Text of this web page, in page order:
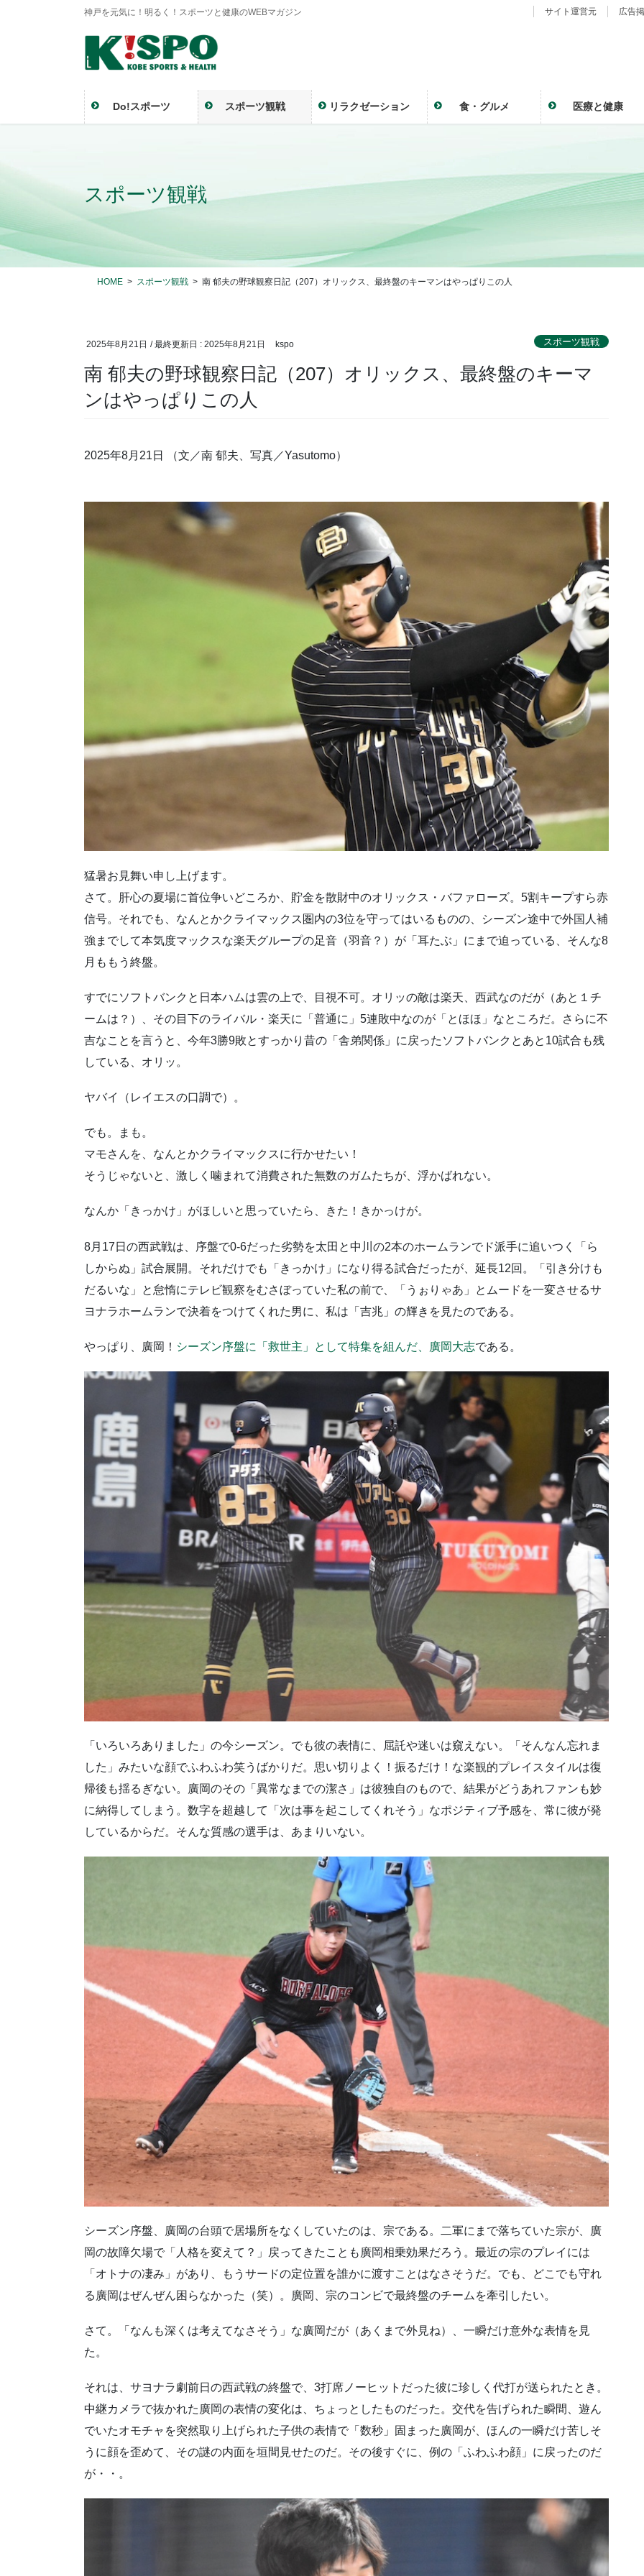
神戸を元気に！明るく！スポーツと健康のWEBマガジン サイト運営元 広告
Do!スポーツ スポーツ観戦 リラクゼーション 食・グルメ 医療と健康
スポーツ観戦
HOME スポーツ観戦 南 郁夫の野球観察日記（207）オリックス、最終盤のキーマンはやっぱりこの人
2025年8月21日 / 最終更新日 : 2025年8月21日 kspo スポーツ観戦
南 郁夫の野球観察日記（207）オリックス、最終盤のキーマ
ンはやっぱりこの人
2025年8月21日 （文／南 郁夫、写真／Yasutomo）
猛暑お見舞い申し上げます。
さて。肝心の夏場に首位争いどころか、貯金を散財中のオリックス・バファローズ。5割キープすら赤
信号。それでも、なんとかクライマックス圏内の3位を守ってはいるものの、シーズン途中で外国人補
強までして本気度マックスな楽天グループの足音（羽音？）が「耳たぶ」にまで迫っている、そんな8
月ももう終盤。
すでにソフトバンクと日本ハムは雲の上で、目視不可。オリッの敵は楽天、西武なのだが（あと１チ
ームは？）、その目下のライバル・楽天に「普通に」5連敗中なのが「とほほ」なところだ。さらに不
吉なことを言うと、今年3勝9敗とすっかり昔の「舎弟関係」に戻ったソフトバンクとあと10試合も残
している、オリッ。
ヤバイ（レイエスの口調で）。
でも。まも。
マモさんを、なんとかクライマックスに行かせたい！
そうじゃないと、激しく噛まれて消費された無数のガムたちが、浮かばれない。
なんか「きっかけ」がほしいと思っていたら、きた！きかっけが。
8月17日の西武戦は、序盤で0-6だった劣勢を太田と中川の2本のホームランでド派手に追いつく「ら
しからぬ」試合展開。それだけでも「きっかけ」になり得る試合だったが、延長12回。「引き分けも
だるいな」と怠惰にテレビ観察をむさぼっていた私の前で、「うぉりゃあ」とムードを一変させるサ
ヨナラホームランで決着をつけてくれた男に、私は「吉兆」の輝きを見たのである。
やっぱり、廣岡！ シーズン序盤に「救世主」として特集を組んだ、廣岡大志である。
「いろいろありました」の今シーズン。でも彼の表情に、屈託や迷いは窺えない。「そんなん忘れま
した」みたいな顔でふわふわ笑うばかりだ。思い切りよく！振るだけ！な楽観的プレイスタイルは復
帰後も揺るぎない。廣岡のその「異常なまでの潔さ」は彼独自のもので、結果がどうあれファンも妙
に納得してしまう。数字を超越して「次は事を起こしてくれそう」なポジティブ予感を、常に彼が発
しているからだ。そんな質感の選手は、あまりいない。
シーズン序盤、廣岡の台頭で居場所をなくしていたのは、宗である。二軍にまで落ちていた宗が、廣
岡の故障欠場で「人格を変えて？」戻ってきたことも廣岡相乗効果だろう。最近の宗のプレイには
「オトナの凄み」があり、もうサードの定位置を誰かに渡すことはなさそうだ。でも、どこでも守れ
る廣岡はぜんぜん困らなかった（笑）。廣岡、宗のコンビで最終盤のチームを牽引したい。
さて。「なんも深くは考えてなさそう」な廣岡だが（あくまで外見ね）、一瞬だけ意外な表情を見
た。
それは、サヨナラ劇前日の西武戦の終盤で、3打席ノーヒットだった彼に珍しく代打が送られたとき。
中継カメラで抜かれた廣岡の表情の変化は、ちょっとしたものだった。交代を告げられた瞬間、遊ん
でいたオモチャを突然取り上げられた子供の表情で「数秒」固まった廣岡が、ほんの一瞬だけ苦しそ
うに顔を歪めて、その謎の内面を垣間見せたのだ。その後すぐに、例の「ふわふわ顔」に戻ったのだ
が・・。